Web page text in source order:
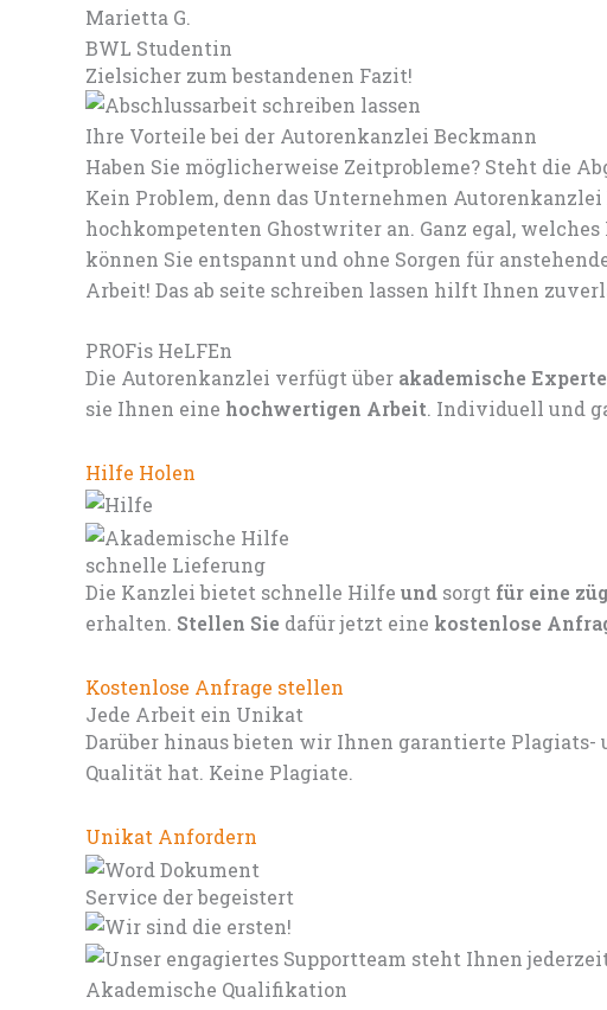
Marietta G.
BWL Studentin
Zielsicher zum bestandenen Fazit!
Ihre Vorteile bei der Autorenkanzlei Beckmann
Haben Sie möglicherweise Zeitprobleme? Steht die
Kein Problem, denn das Unternehmen
hochkompetenten Ghostwriter an. Ganz egal,
können Sie entspannt und ohne Sorgen für
Arbeit! Das ab seite schreiben lassen hilft Ihnen
PROFis HeLFEn
Die Autorenkanzlei verfügt über akademische
sie Ihnen eine hochwertigen Arbeit. Individuell und
Hilfe Holen
schnelle Lieferung
Die Kanzlei bietet schnelle Hilfe und sorgt für eine
erhalten. Stellen Sie dafür jetzt eine kostenlose
Kostenlose Anfrage stellen
Jede Arbeit ein Unikat
Darüber hinaus bieten wir Ihnen garantierte
Qualität hat. Keine Plagiate.
Unikat Anfordern
Service der begeistert
Akademische Qualifikation